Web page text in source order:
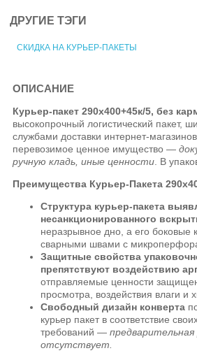
ДРУГИЕ ТЭГИ
СКИДКА НА КУРЬЕР-ПАКЕТЫ
ОПИСАНИЕ
Курьер-пакет 290х400+45к/5, без
высокопрочный логистический пакет,
службами доставки интернет-
перевозимое ценное имущество —
ручную кладь, иные ценности . В
Преимущества Курьер-Пакета
Структура курьер-пакета
несанкционированного
неразрывное дно, а его боковые
сварными швами с
Защитные свойства
препятствуют воздействию
отправляемые ценности
просмотра, воздействия влаги и
Свободный дизайн конверта
курьер пакет в соответствие
требований —предварительная
отсутствует.